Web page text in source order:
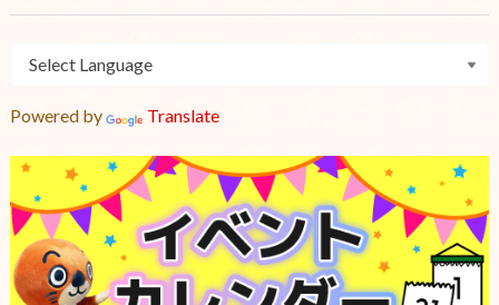
Powered by Translate